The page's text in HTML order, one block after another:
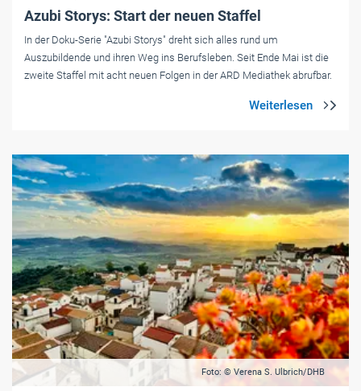
Azubi Storys: Start der neuen Staffel
In der Doku-Serie "Azubi Storys" dreht sich alles rund um
Auszubildende und ihren Weg ins Berufsleben. Seit Ende Mai ist die
zweite Staffel mit acht neuen Folgen in der ARD Mediathek abrufbar.
Foto: © Verena S. Ulbrich/DHB